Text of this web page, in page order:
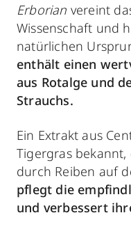
Erborian vereint
Wissenschaft und
natürlichen
enthält einen
aus Rotalge und
Strauchs.
Ein Extrakt aus
Tigergras
durch Reiben auf
pflegt die
und verbessert